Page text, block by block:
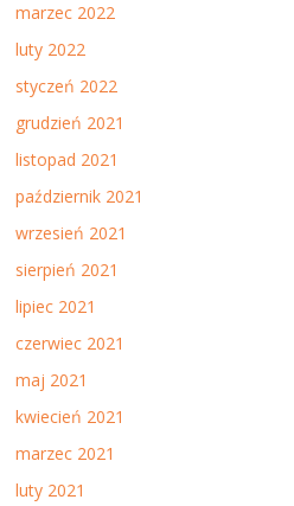
marzec 2022
luty 2022
styczeń 2022
grudzień 2021
listopad 2021
październik 2021
wrzesień 2021
sierpień 2021
lipiec 2021
czerwiec 2021
maj 2021
kwiecień 2021
marzec 2021
luty 2021